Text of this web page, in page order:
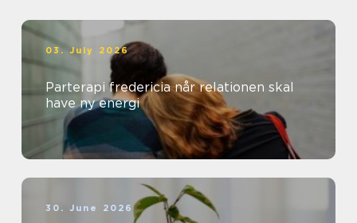
03. July 2026
Parterapi fredericia når relationen skal
have ny energi
30. June 2026